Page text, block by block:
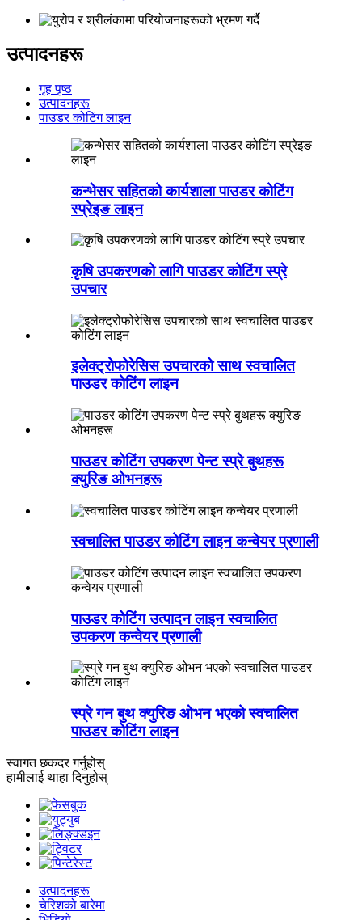
उत्पादनहरू
गृह पृष्ठ
उत्पादनहरू
पाउडर कोटिंग लाइन
कन्भेसर सहितको कार्यशाला पाउडर कोटिंग
स्प्रेइङ लाइन
कृषि उपकरणको लागि पाउडर कोटिंग स्प्रे
उपचार
इलेक्ट्रोफोरेसिस उपचारको साथ स्वचालित
पाउडर कोटिंग लाइन
पाउडर कोटिंग उपकरण पेन्ट स्प्रे बुथहरू
क्युरिङ ओभनहरू
स्वचालित पाउडर कोटिंग लाइन कन्वेयर प्रणाली
पाउडर कोटिंग उत्पादन लाइन स्वचालित
उपकरण कन्वेयर प्रणाली
स्प्रे गन बुथ क्युरिङ ओभन भएको स्वचालित
पाउडर कोटिंग लाइन
स्वागत छकदर गर्नुहोस्
हामीलाई थाहा दिनुहोस्
उत्पादनहरू
चेरिशको बारेमा